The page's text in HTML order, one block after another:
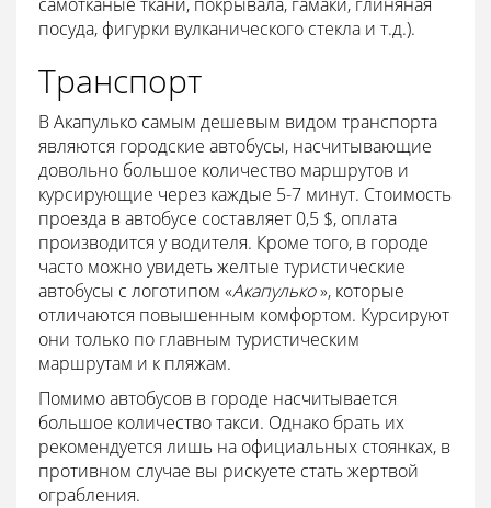
посуда, фигурки вулканического стекла и т.д.).
Транспорт
В Акапулько самым дешевым видом транспорта
являются городские автобусы, насчитывающие
довольно большое количество маршрутов и
курсирующие через каждые 5-7 минут. Стоимость
проезда в автобусе составляет 0,5 $, оплата
производится у водителя. Кроме того, в городе
часто можно увидеть желтые туристические
автобусы с логотипом «Акапулько», которые
отличаются повышенным комфортом. Курсируют
они только по главным туристическим
маршрутам и к пляжам.
Помимо автобусов в городе насчитывается
большое количество такси. Однако брать их
рекомендуется лишь на официальных стоянках, в
противном случае вы рискуете стать жертвой
ограбления.